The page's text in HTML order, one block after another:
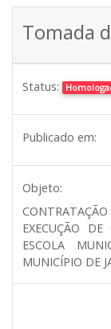
Tomada
Status:
Publicado em:
Objeto:
EXECUÇÃO
ESCOLA
MUNICÍPIO DE